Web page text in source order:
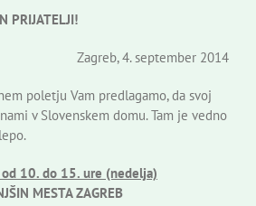
PRIJATELJI!
Zagreb, 4. september 2014
poletju Vam predlagamo, da svoj
v Slovenskem domu. Tam je vedno
10. do 15. ure (nedelja)
MESTA ZAGREB